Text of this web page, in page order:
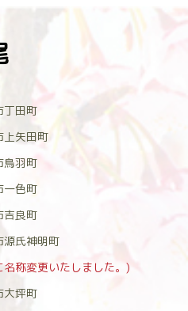
丁田町
上矢田町
鳥羽町
一色町
吉良町
源氏神明町
称変更いたしました。)
大坪町